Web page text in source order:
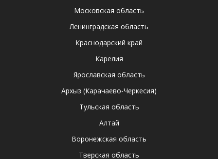
Московская область
Ленинградская область
Краснодарский край
Карелия
Ярославская область
Архыз (Карачаево-Черкесия)
Тульская область
Алтай
Воронежская область
Тверская область